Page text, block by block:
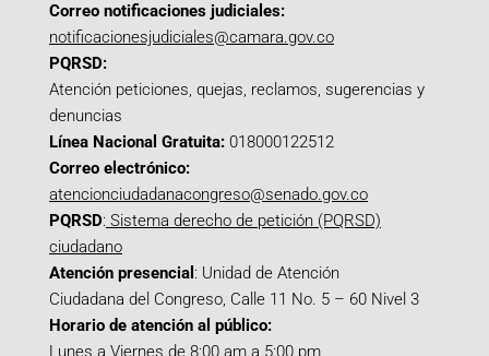
Correo notificaciones judiciales:
notificacionesjudiciales@camara.gov.co
PQRSD:
Atención peticiones, quejas, reclamos, sugerencias y
denuncias
Línea Nacional Gratuita: 018000122512
Correo electrónico:
atencionciudadanacongreso@senado.gov.co
PQRSD: Sistema derecho de petición (PQRSD)
ciudadano
Atención presencial : Unidad de Atención
Ciudadana del Congreso, Calle 11 No. 5 – 60 Nivel 3
Horario de atención al público:
Lunes a Viernes de 8:00 am a 5:00 pm